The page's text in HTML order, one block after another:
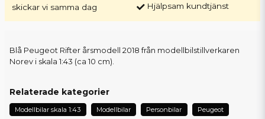
skickar vi samma dag
Hjälpsam kundtjänst
Blå Peugeot Rifter årsmodell 2018 från modellbilstillverkaren
Norev i skala 1:43 (ca 10 cm).
Relaterade kategorier
Modellbilar skala 1:43 Modellbilar Personbilar Peugeot